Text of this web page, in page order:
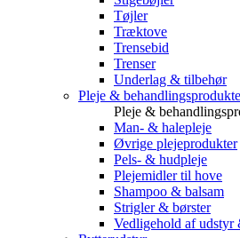
Tøjler
Træktove
Trensebid
Trenser
Underlag & tilbehør
Pleje &
Pleje &
Man- & halepleje
Øvrige plejeprodukter
Pels- & hudpleje
Plejemidler til hove
Shampoo & balsam
Strigler & børster
Vedligehold af udstyr